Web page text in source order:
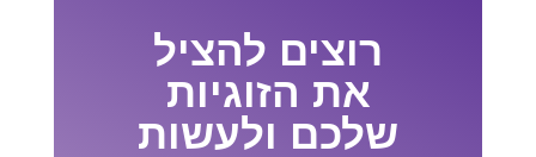
רוצים להציל
את הזוגיות
שלכם ולעשות